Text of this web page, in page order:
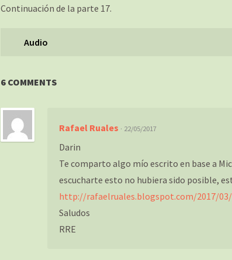
Continuación de la parte 17.
Audio
6 COMMENTS
Rafael Ruales · 22/05/2017
Darin
Te comparto algo mío escrito en base a
escucharte esto no hubiera sido posible,
http://rafaelruales.blogspot.com/2017/
Saludos
RRE